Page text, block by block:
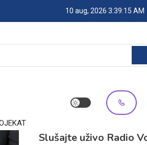
10 aug, 2026 3:39:16 AM
Slušajte uživo Radio